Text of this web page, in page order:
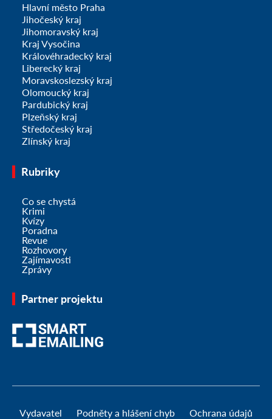
Hlavní město Praha
Jihočeský kraj
Jihomoravský kraj
Kraj Vysočina
Královéhradecký kraj
Liberecký kraj
Moravskoslezský kraj
Olomoucký kraj
Pardubický kraj
Plzeňský kraj
Středočeský kraj
Zlínský kraj
Rubriky
Co se chystá
Krimi
Kvízy
Poradna
Revue
Rozhovory
Zajímavosti
Zprávy
Partner projektu
Vydavatel Podněty a hlášení chyb Ochrana údajů